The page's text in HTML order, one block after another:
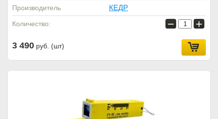
Производитель КЕДР
Количество: − +
3 490 руб. (шт)